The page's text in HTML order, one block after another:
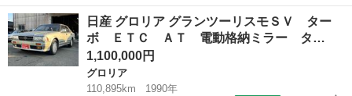
名： 日産 ■ 車種名： グロリア ■ グレード名： ブロアム タ
ーボ ＥＴＣ オートマ車 エアコン パワーステアリング パワー
ウィンドウ...
山口 下松市 グロリア
日産 グロリア グランツーリスモＳＶ ター
ボ ＥＴＣ ＡＴ 電動格納ミラー タ…
1,100,000円
グロリア
110,895km
1990年